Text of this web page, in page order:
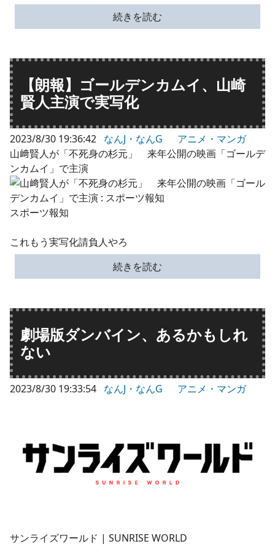
続きを読む
【朗報】ゴールデンカムイ、山崎
賢人主演で実写化
2023/8/30 19:36:42 なんJ・なんG
アニメ・マンガ
山﨑賢人が「不死身の杉元」 来年公開の映画「ゴールデ
ンカムイ」で主演
スポーツ報知
これもう実写化請負人やろ
続きを読む
劇場版ダンバイン、あるかもしれ
ない
2023/8/30 19:33:54 なんJ・なんG アニメ・マンガ
サンライズワールド | SUNRISE WORLD